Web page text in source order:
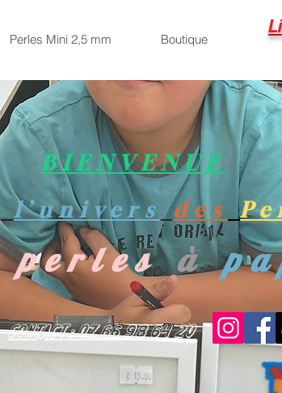
Perles Mini 2,5 mm Boutique
BIENVENUE
l’univers des
perles à
Contact : 07 66 98 64 20